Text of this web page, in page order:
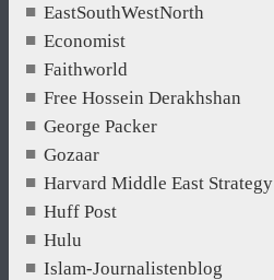
EastSouthWestNorth
Economist
Faithworld
Free Hossein Derakhshan
George Packer
Gozaar
Harvard Middle East Strategy
Huff Post
Hulu
Islam-Journalistenblog